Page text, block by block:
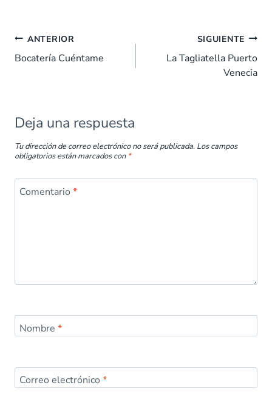
b
o
s
A dI
es
t ar
ANTERIOR
Bocatería Cuéntame
SIGUIENTE
La Tagliatella Puerto
Venecia
Deja una respuesta
Tu dirección de correo electrónico no será publicada. Los campos
obligatorios están marcados con *
Comentario *
Nombre *
Correo electrónico *